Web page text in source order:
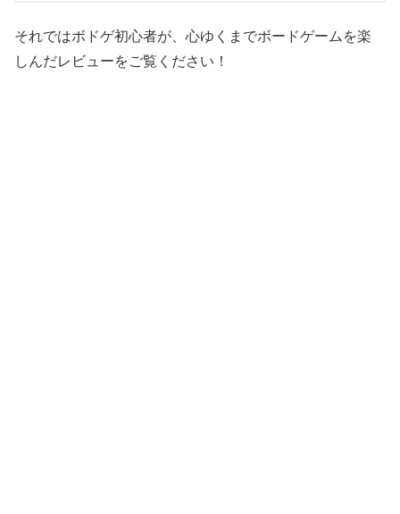
それではボドゲ初心者が、心ゆくまでボードゲームを楽
しんだレビューをご覧ください！